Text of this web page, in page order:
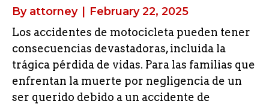
By attorney | February 22, 2025
Los accidentes de motocicleta pueden tener
consecuencias devastadoras, incluida la
trágica pérdida de vidas. Para las familias que
enfrentan la muerte por negligencia de un
ser querido debido a un accidente de